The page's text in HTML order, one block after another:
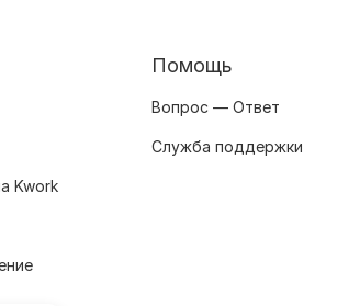
Kwork
Помощь
Вопрос — Ответ
Служба поддержки